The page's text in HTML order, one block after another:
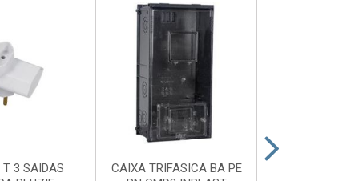
T 3 SAIDAS
CAIXA TRIFASICA BA PE